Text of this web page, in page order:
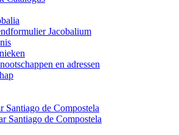
Jacobalium
en adressen
Santiago de Compostela
Santiago de Compostela